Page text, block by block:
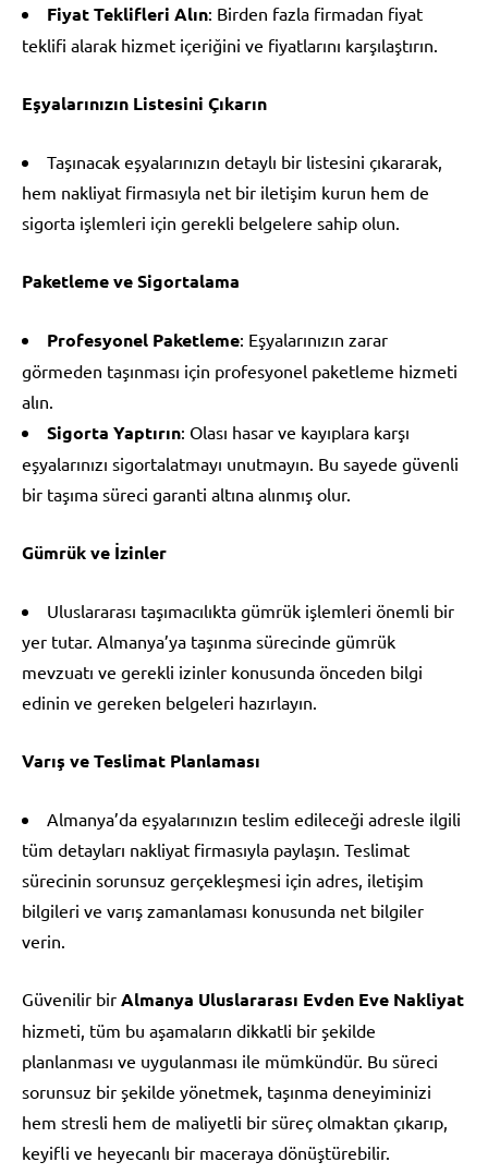
Fiyat Teklifleri Alın: Birden fazla firmadan fiyat
teklifi alarak hizmet içeriğini ve fiyatlarını karşılaştırın.
Eşyalarınızın Listesini Çıkarın
Taşınacak eşyalarınızın detaylı bir listesini çıkararak,
hem nakliyat firmasıyla net bir iletişim kurun hem de
sigorta işlemleri için gerekli belgelere sahip olun.
Paketleme ve Sigortalama
Profesyonel Paketleme: Eşyalarınızın zarar
görmeden taşınması için profesyonel paketleme hizmeti
alın.
Sigorta Yaptırın: Olası hasar ve kayıplara karşı
eşyalarınızı sigortalatmayı unutmayın. Bu sayede güvenli
bir taşıma süreci garanti altına alınmış olur.
Gümrük ve İzinler
Uluslararası taşımacılıkta gümrük işlemleri önemli bir
yer tutar. Almanya’ya taşınma sürecinde gümrük
mevzuatı ve gerekli izinler konusunda önceden bilgi
edinin ve gereken belgeleri hazırlayın.
Varış ve Teslimat Planlaması
Almanya’da eşyalarınızın teslim edileceği adresle ilgili
tüm detayları nakliyat firmasıyla paylaşın. Teslimat
sürecinin sorunsuz gerçekleşmesi için adres, iletişim
bilgileri ve varış zamanlaması konusunda net bilgiler
verin.
Güvenilir bir Almanya Uluslararası Evden Eve Nakliyat
hizmeti, tüm bu aşamaların dikkatli bir şekilde
planlanması ve uygulanması ile mümkündür. Bu süreci
sorunsuz bir şekilde yönetmek, taşınma deneyiminizi
hem stresli hem de maliyetli bir süreç olmaktan çıkarıp,
keyifli ve heyecanlı bir maceraya dönüştürebilir.